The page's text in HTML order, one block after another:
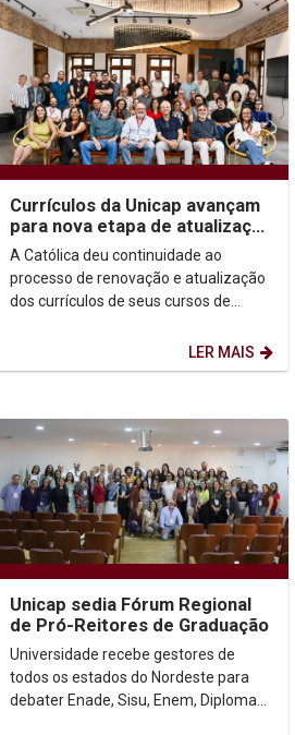
Currículos da Unicap avançam
para nova etapa de atualização
com foco em competências e
habilidades
A Católica deu continuidade ao
processo de renovação e atualização
dos currículos de seus cursos de
segunda etapa da formação...LER MAIS
Unicap sedia Fórum Regional
de Pró-Reitores de Graduação
Universidade recebe gestores de
todos os estados do Nordeste para
debater Enade, Sisu, Enem, Diploma